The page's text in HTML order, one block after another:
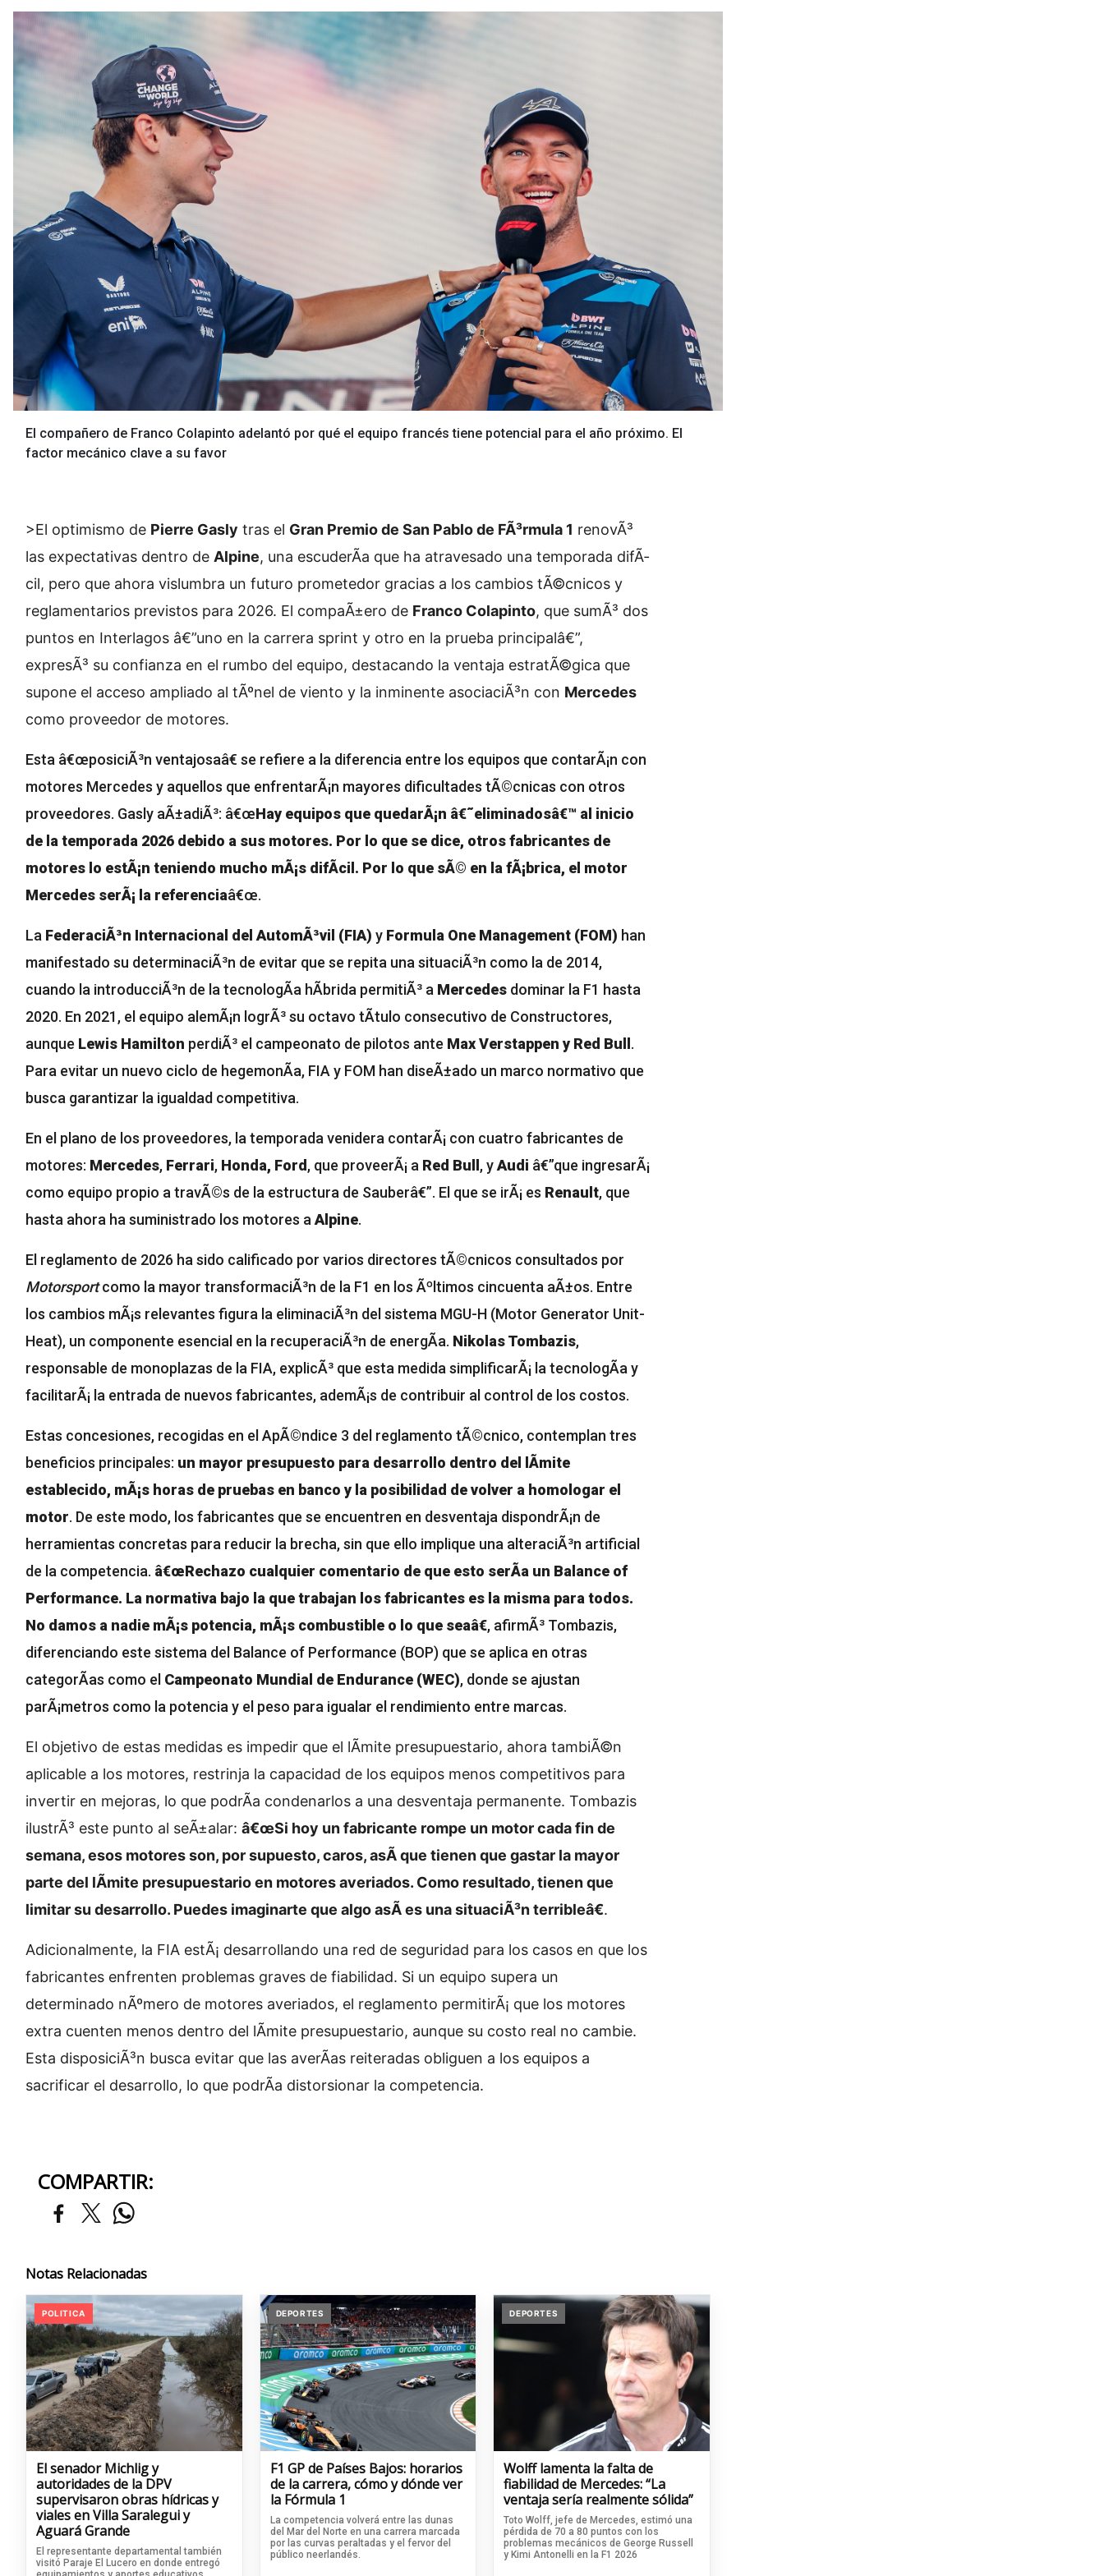
El compañero de Franco Colapinto adelantó por qué el equipo francés tiene potencial para el año próximo. El
factor mecánico clave a su favor
>El optimismo de Pierre Gasly tras el Gran Premio de San Pablo de FÃ³rmula 1 renovÃ³
las expectativas dentro de Alpine, una escuderÃ­a que ha atravesado una temporada difÃ­
cil, pero que ahora vislumbra un futuro prometedor gracias a los cambios tÃ©cnicos y
reglamentarios previstos para 2026. El compaÃ±ero de Franco Colapinto, que sumÃ³ dos
puntos en Interlagos â€”uno en la carrera sprint y otro en la prueba principalâ€”,
expresÃ³ su confianza en el rumbo del equipo, destacando la ventaja estratÃ©gica que
supone el acceso ampliado al tÃºnel de viento y la inminente asociaciÃ³n con Mercedes
como proveedor de motores.
Esta â€œposiciÃ³n ventajosaâ€ se refiere a la diferencia entre los equipos que contarÃ¡n con
motores Mercedes y aquellos que enfrentarÃ¡n mayores dificultades tÃ©cnicas con otros
proveedores. Gasly aÃ±adiÃ³: â€œHay equipos que quedarÃ¡n â€˜eliminadosâ€™ al inicio
de la temporada 2026 debido a sus motores. Por lo que se dice, otros fabricantes de
motores lo estÃ¡n teniendo mucho mÃ¡s difÃ­cil. Por lo que sÃ© en la fÃ¡brica, el motor
Mercedes serÃ¡ la referenciaâ€œ.
La FederaciÃ³n Internacional del AutomÃ³vil (FIA) y Formula One Management (FOM) han
manifestado su determinaciÃ³n de evitar que se repita una situaciÃ³n como la de 2014,
cuando la introducciÃ³n de la tecnologÃ­a hÃ­brida permitiÃ³ a Mercedes dominar la F1 hasta
2020. En 2021, el equipo alemÃ¡n logrÃ³ su octavo tÃ­tulo consecutivo de Constructores,
aunque Lewis Hamilton perdiÃ³ el campeonato de pilotos ante Max Verstappen y Red Bull .
Para evitar un nuevo ciclo de hegemonÃ­a, FIA y FOM han diseÃ±ado un marco normativo que
busca garantizar la igualdad competitiva.
En el plano de los proveedores, la temporada venidera contarÃ¡ con cuatro fabricantes de
motores: Mercedes, Ferrari, Honda, Ford , que proveerÃ¡ a Red Bull , yAudi â€”que ingresarÃ¡
como equipo propio a travÃ©s de la estructura de Sauberâ€”. El que se irÃ¡ es Renault, que
hasta ahora ha suministrado los motores a Alpine.
El reglamento de 2026 ha sido calificado por varios directores tÃ©cnicos consultados por
Motorsportcomo la mayor transformaciÃ³n de la F1 en los Ãºltimos cincuenta aÃ±os. Entre
los cambios mÃ¡s relevantes figura la eliminaciÃ³n del sistema MGU-H (Motor Generator Unit-
Heat), un componente esencial en la recuperaciÃ³n de energÃ­a. Nikolas Tombazis,
responsable de monoplazas de la FIA, explicÃ³ que esta medida simplificarÃ¡ la tecnologÃ­a y
facilitarÃ¡ la entrada de nuevos fabricantes, ademÃ¡s de contribuir al control de los costos.
Estas concesiones, recogidas en el ApÃ©ndice 3 del reglamento tÃ©cnico, contemplan tres
beneficios principales: un mayor presupuesto para desarrollo dentro del lÃ­mite
establecido, mÃ¡s horas de pruebas en banco y la posibilidad de volver a homologar el
motor. De este modo, los fabricantes que se encuentren en desventaja dispondrÃ¡n de
herramientas concretas para reducir la brecha, sin que ello implique una alteraciÃ³n artificial
de la competencia. â€œRechazo cualquier comentario de que esto serÃ­a un Balance of
Performance. La normativa bajo la que trabajan los fabricantes es la misma para todos.
No damos a nadie mÃ¡s potencia, mÃ¡s combustible o lo que seaâ€, afirmÃ³ Tombazis,
diferenciando este sistema del Balance of Performance (BOP) que se aplica en otras
categorÃ­as como el Campeonato Mundial de Endurance (WEC), donde se ajustan
parÃ¡metros como la potencia y el peso para igualar el rendimiento entre marcas.
El objetivo de estas medidas es impedir que el lÃ­mite presupuestario, ahora tambiÃ©n
aplicable a los motores, restrinja la capacidad de los equipos menos competitivos para
invertir en mejoras, lo que podrÃ­a condenarlos a una desventaja permanente. Tombazis
ilustrÃ³ este punto al seÃ±alar: â€œSi hoy un fabricante rompe un motor cada fin de
semana, esos motores son, por supuesto, caros, asÃ­ que tienen que gastar la mayor
parte del lÃ­mite presupuestario en motores averiados. Como resultado, tienen que
limitar su desarrollo. Puedes imaginarte que algo asÃ­ es una situaciÃ³n terribleâ€.
Adicionalmente, la FIA estÃ¡ desarrollando una red de seguridad para los casos en que los
fabricantes enfrenten problemas graves de fiabilidad. Si un equipo supera un
determinado nÃºmero de motores averiados, el reglamento permitirÃ¡ que los motores
extra cuenten menos dentro del lÃ­mite presupuestario, aunque su costo real no cambie.
Esta disposiciÃ³n busca evitar que las averÃ­as reiteradas obliguen a los equipos a
sacrificar el desarrollo, lo que podrÃ­a distorsionar la competencia.
COMPARTIR:
Notas Relacionadas
POLITICA
El senador Michlig y
autoridades de la DPV
supervisaron obras hídricas y
viales en Villa Saralegui y
Aguará Grande
El representante departamental también
visitó Paraje El Lucero en donde entregó
DEPORTES
F1 GP de Países Bajos: horarios
de la carrera, cómo y dónde ver
la Fórmula 1
La competencia volverá entre las dunas
del Mar del Norte en una carrera marcada
por las curvas peraltadas y el fervor del
público neerlandés.
DEPORTES
Wolff lamenta la falta de
fiabilidad de Mercedes: “La
ventaja sería realmente sólida”
Toto Wolff, jefe de Mercedes, estimó una
pérdida de 70 a 80 puntos con los
problemas mecánicos de George Russell
y Kimi Antonelli en la F1 2026